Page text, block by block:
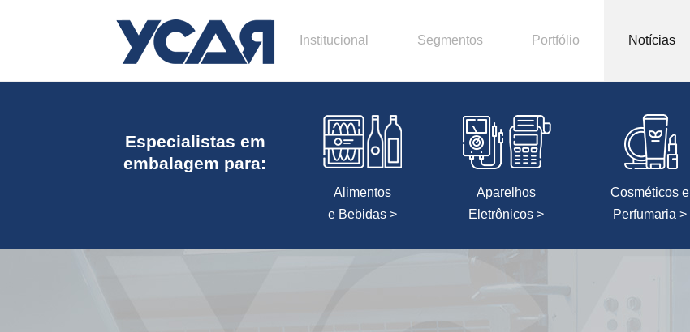
Institucional Segmentos Portfólio Notícias
Especialistas em
embalagem para:
Alimentos
e Bebidas >
Aparelhos
Eletrônicos >
Cosméticos e
Perfumaria >